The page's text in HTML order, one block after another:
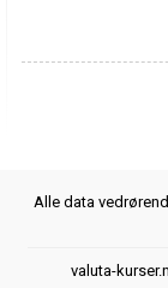
Alle data
valuta-